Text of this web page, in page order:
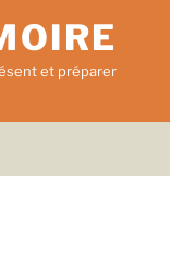
et préparer